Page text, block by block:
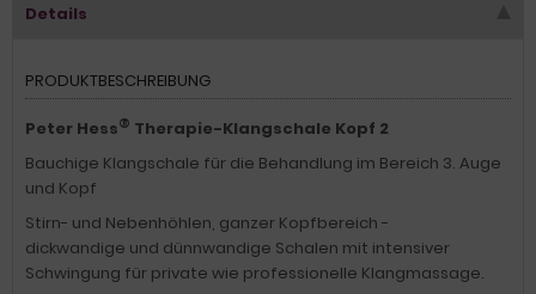
Details
PRODUKTBESCHREIBUNG
Peter Hess® Therapie-Klangschale Kopf 2
Bauchige Klangschale für die Behandlung im Bereich 3. Auge
und Kopf
Stirn- und Nebenhöhlen, ganzer Kopfbereich -
dickwandige und dünnwandige Schalen mit intensiver
Schwingung für private wie professionelle Klangmassage.